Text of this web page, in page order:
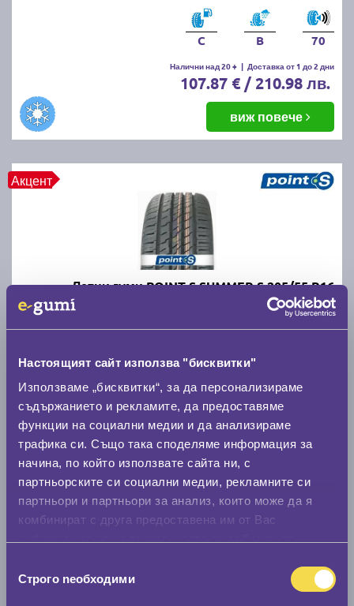
Настоящият сайт използва "бисквитки"
Използваме „бисквитки“, за да персонализираме
съдържанието и рекламите, да предоставяме
функции на социални медии и да анализираме
трафика си. Също така споделяме информация за
начина, по който използвате сайта ни, с
партньорските си социални медии, рекламните си
партньори и партньори за анализ, които може да я
комбинират с друга предоставена им от Вас
наСтрого nеобходими
C B 70
Налични над 20 + | Доставка от 1 до 2 дни
107.87 € / 210.98 лв.
виж повече
Акцент
Летни гуми POINT S SUMMER S 205/55 R16
C B 71
Налични над 20 + | Доставка от 1 до 2 дни
виж повече
Летни гуми MATADOR Hectorra 5 205/55 R16